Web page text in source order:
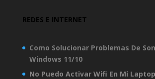
REDES E INTERNET
Como Solucionar Problemas De
Windows 11/10
No Puedo Activar Wifi En Mi